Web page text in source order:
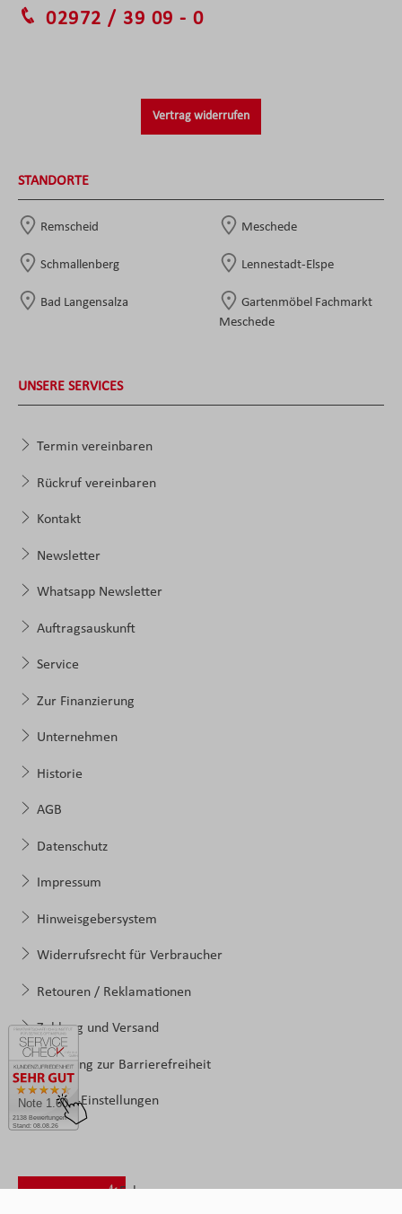
2138 Bewertungen
Stand: 08.08.26
Note 1.60
02972 / 39 09 - 0
Vertrag widerrufen
STANDORTE
Remscheid Meschede
Schmallenberg Lennestadt-Elspe
Bad Langensalza
Gartenmöbel Fachmarkt
Meschede
UNSERE SERVICES
Termin vereinbaren
Rückruf vereinbaren
Kontakt
Newsletter
Whatsapp Newsletter
Auftragsauskunft
Service
Zur Finanzierung
Unternehmen
Historie
AGB
Datenschutz
Impressum
Hinweisgebersystem
Widerrufsrecht für Verbraucher
Retouren / Reklamationen
Zahlung und Versand
Erklärung zur Barrierefreiheit
Cookie-Einstellungen
Folgen